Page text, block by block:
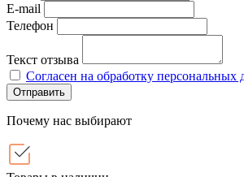
E-mail
Телефон
Текст отзыва
Согласен на обработку персональных
Отправить
Почему нас выбирают